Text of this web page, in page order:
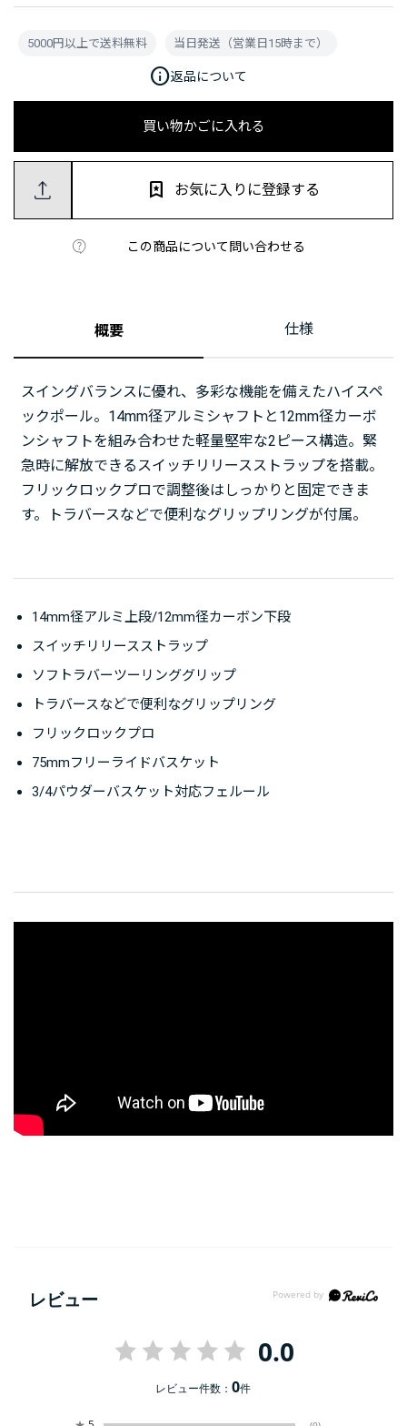
買い物かごに入れる
この商品について問い合わせる
お気に入りに登録する
5000円以上で送料無料 当日発送（営業日15時まで）
info返品について
概要 仕様
スイングバランスに優れ、多彩な機能を備えたハイスペ
ックポール。14mm径アルミシャフトと12mm径カーボ
ンシャフトを組み合わせた軽量堅牢な2ピース構造。緊
急時に解放できるスイッチリリースストラップを搭載。
フリックロックプロで調整後はしっかりと固定できま
す。トラバースなどで便利なグリップリングが付属。
14mm径アルミ上段/12mm径カーボン下段
スイッチリリースストラップ
ソフトラバーツーリンググリップ
トラバースなどで便利なグリップリング
フリックロックプロ
75mmフリーライドバスケット
3/4パウダーバスケット対応フェルール
レビュー
0.0
レビュー件数：0件